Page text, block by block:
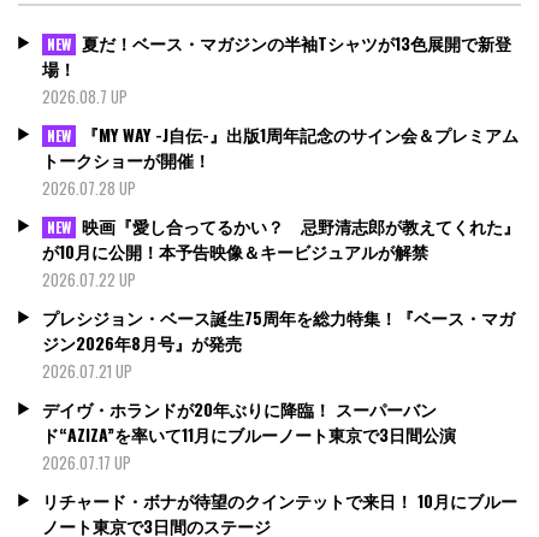
NEW 夏だ！ベース・マガジンの半袖Tシャツが13色展開で新登
場！
2026.08.7 UP
NEW
『MY WAY -J自伝-』出版1周年記念のサイン会＆プレミアム
トークショーが開催！
2026.07.28 UP
NEW 映画『愛し合ってるかい？ 忌野清志郎が教えてくれた』
が10月に公開！本予告映像＆キービジュアルが解禁
2026.07.22 UP
プレシジョン・ベース誕生75周年を総力特集！『ベース・マガ
ジン2026年8月号』が発売
2026.07.21 UP
デイヴ・ホランドが20年ぶりに降臨！ スーパーバン
ド“AZIZA”を率いて11月にブルーノート東京で3日間公演
2026.07.17 UP
リチャード・ボナが待望のクインテットで来日！ 10月にブルー
ノート東京で3日間のステージ